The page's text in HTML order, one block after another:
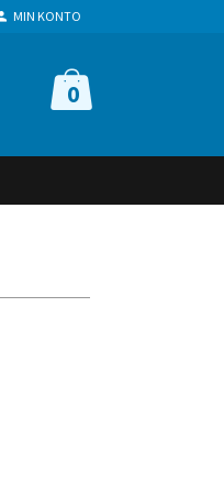
MIN KONTO
0